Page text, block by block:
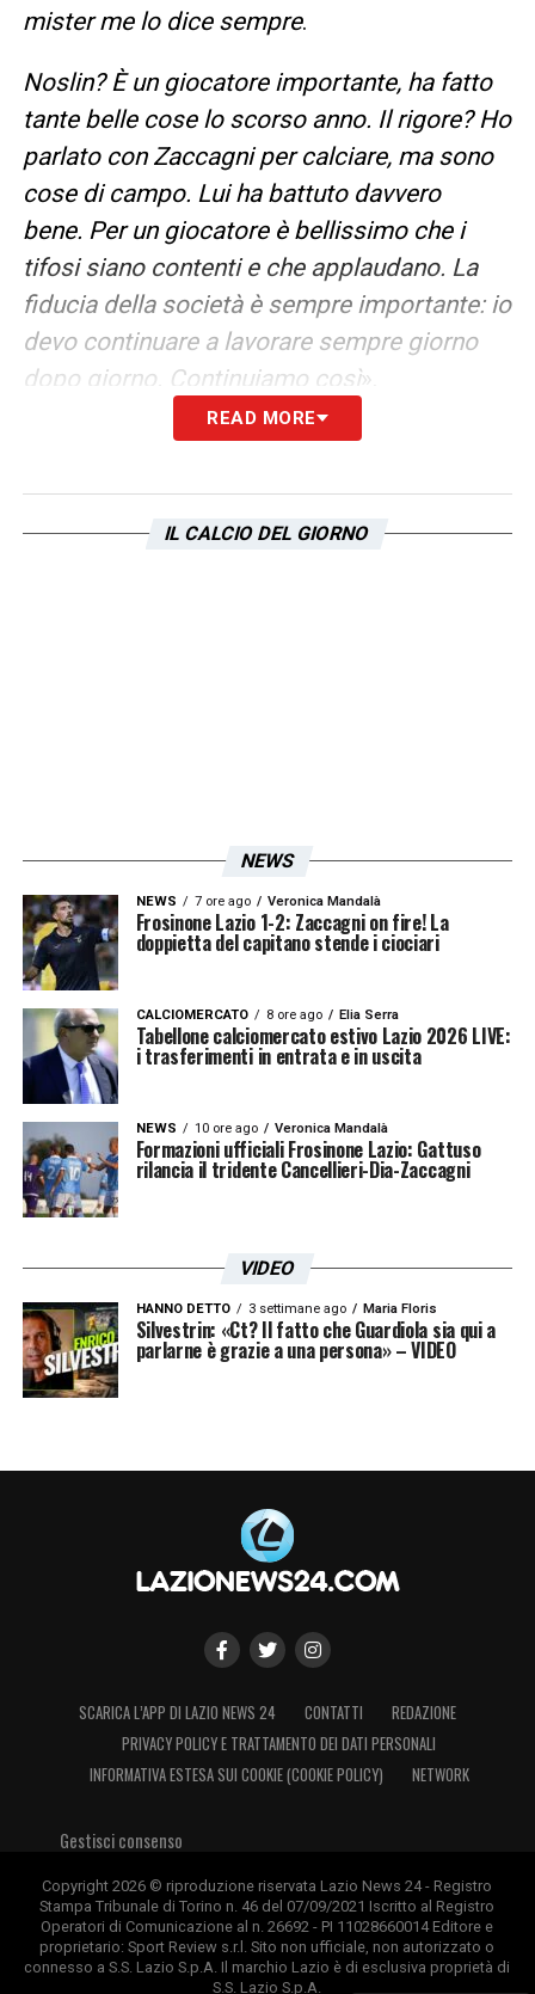
mister me lo dice sempre.
Noslin? È un giocatore importante, ha fatto
tante belle cose lo scorso anno. Il rigore? Ho
parlato con Zaccagni per calciare, ma sono
cose di campo. Lui ha battuto davvero
bene. Per un giocatore è bellissimo che i
tifosi siano contenti e che applaudano. La
fiducia della società è sempre importante: io
devo continuare a lavorare sempre giorno
dopo giorno. Continuiamo così».
READ MORE
IL CALCIO DEL GIORNO
NEWS
NEWS 7 ore ago Veronica Mandalà
Frosinone Lazio 1-2: Zaccagni on fire! La
doppietta del capitano stende i ciociari
CALCIOMERCATO 8 ore ago Elia Serra
Tabellone calciomercato estivo Lazio 2026 LIVE:
i trasferimenti in entrata e in uscita
NEWS 10 ore ago Veronica Mandalà
Formazioni ufficiali Frosinone Lazio: Gattuso
rilancia il tridente Cancellieri-Dia-Zaccagni
VIDEO
HANNO DETTO 3 settimane ago Maria Floris
Silvestrin: «Ct? Il fatto che Guardiola sia qui a
parlarne è grazie a una persona» – VIDEO
SCARICA L’APP DI LAZIO NEWS 24 CONTATTI
REDAZIONE
PRIVACY POLICY E TRATTAMENTO DEI DATI PERSONALI
INFORMATIVA ESTESA SUI COOKIE (COOKIE POLICY)
NETWORK
Gestisci consenso
Copyright 2026 © riproduzione riservata Lazio News 24 - Registro
Stampa Tribunale di Torino n. 46 del 07/09/2021 Iscritto al Registro
Operatori di Comunicazione al n. 26692 - PI 11028660014 Editore e
proprietario: Sport Review s.r.l. Sito non ufficiale, non autorizzato o
connesso a S.S. Lazio S.p.A. Il marchio Lazio è di esclusiva proprietà di
S.S. Lazio S.p.A.